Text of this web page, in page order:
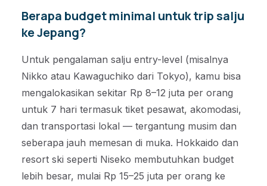
Berapa budget minimal untuk trip salju
ke Jepang?
Untuk pengalaman salju entry-level (misalnya
Nikko atau Kawaguchiko dari Tokyo), kamu bisa
mengalokasikan sekitar Rp 8–12 juta per orang
untuk 7 hari termasuk tiket pesawat, akomodasi,
dan transportasi lokal — tergantung musim dan
seberapa jauh memesan di muka. Hokkaido dan
resort ski seperti Niseko membutuhkan budget
lebih besar, mulai Rp 15–25 juta per orang ke